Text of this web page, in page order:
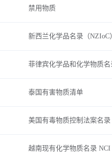
禁用物质
新西兰化学品名录（NZIoC
菲律宾化学品和化学物质名
泰国有害物质清单
美国有毒物质控制法案名录
越南现有化学物质名录 NCI